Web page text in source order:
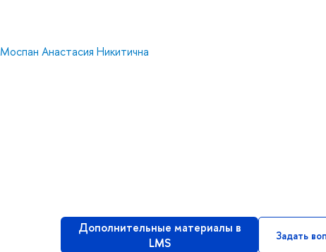
Моспан Анастасия Никитична
Дополнительные материалы в
LMS
Задать